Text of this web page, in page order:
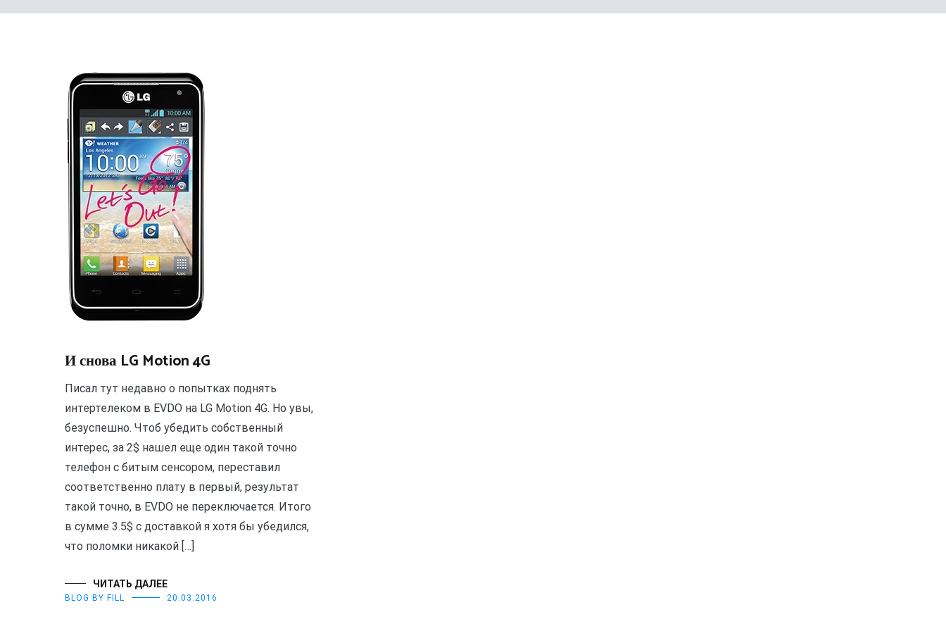
И снова LG Motion 4G
Писал тут недавно о попытках поднять
интертелеком в EVDO на LG Motion 4G. Но увы,
безуспешно. Чтоб убедить собственный
интерес, за 2$ нашел еще один такой точно
телефон с битым сенсором, переставил
соответственно плату в первый, результат
такой точно, в EVDO не переключается. Итого
в сумме 3.5$ с доставкой я хотя бы убедился,
что поломки никакой […]
ЧИТАТЬ ДАЛЕЕ
BLOG BY FILL 20.03.2016